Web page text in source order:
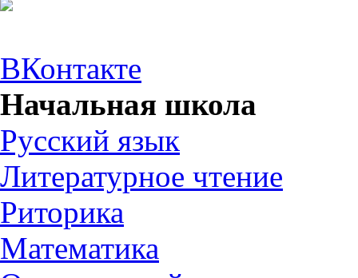
ВКонтакте
Начальная школа
Русский язык
Литературное чтение
Риторика
Математика